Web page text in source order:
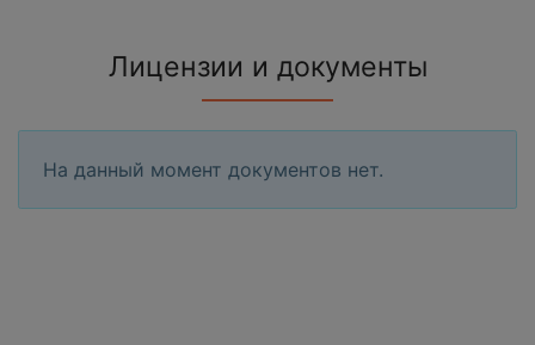
Лицензии и документы
На данный момент документов нет.